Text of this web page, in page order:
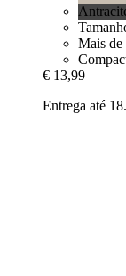
Mais de
€ 13,99
Entrega até